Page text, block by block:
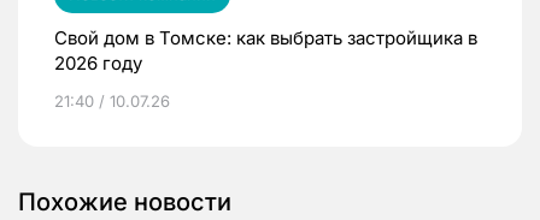
Свой дом в Томске: как выбрать застройщика в
2026 году
21:40 / 10.07.26
Похожие новости